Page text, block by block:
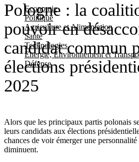
Economie
Politique
Agriculture et Alimentation
Santé
Technologies
Energie, Environnement et
Défense
Pologne : la
pouvoir en
candidat commun
élections
2025
Alors que les principaux partis polonais
leurs candidats aux élections
chances de voir émerger une
diminuent.